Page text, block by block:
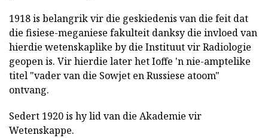
1918 is belangrik vir die geskiedenis van die feit dat
die fisiese-meganiese fakulteit danksy die invloed van
hierdie wetenskaplike by die Instituut vir Radiologie
geopen is. Vir hierdie later het Ioffe 'n nie-amptelike
titel "vader van die Sowjet en Russiese atoom"
ontvang.
Sedert 1920 is hy lid van die Akademie vir
Wetenskappe.